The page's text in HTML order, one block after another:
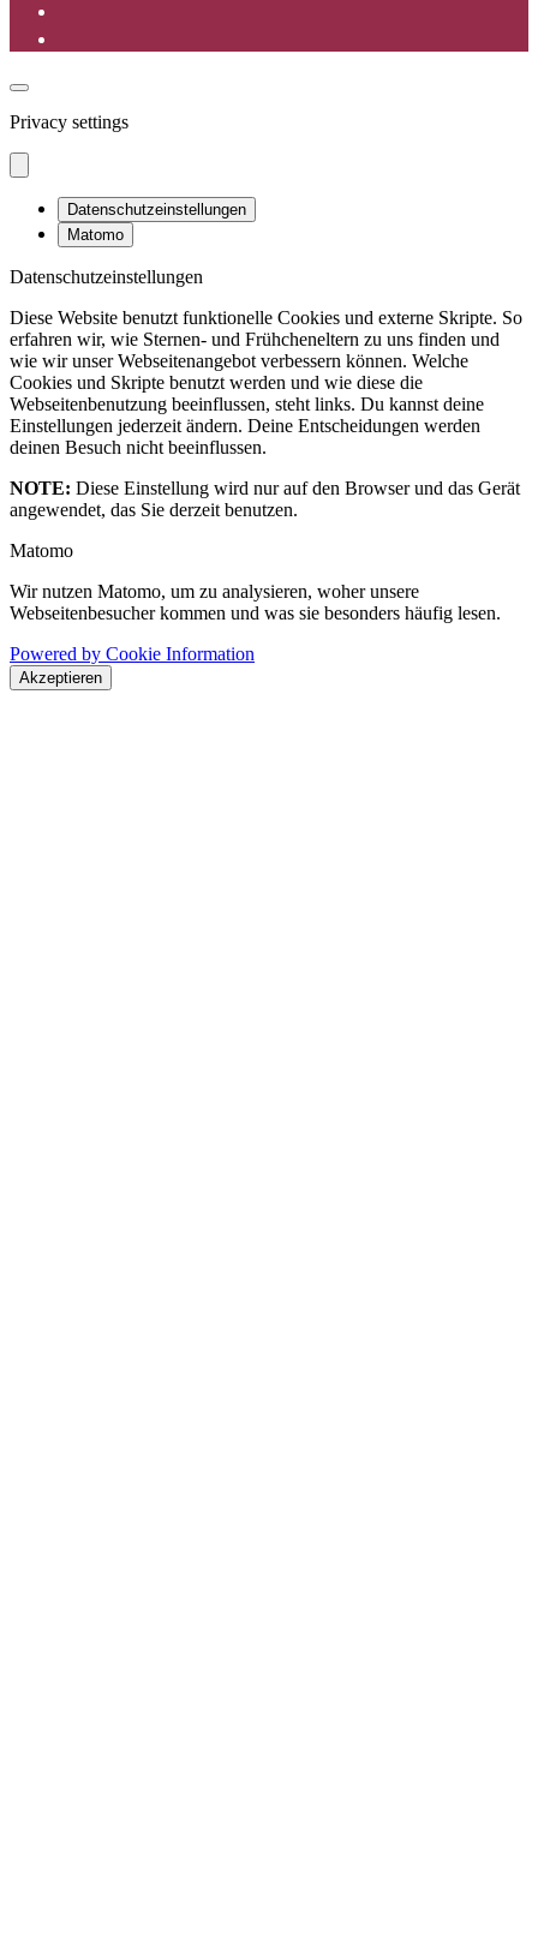
Privacy settings
Datenschutzeinstellungen
Matomo
Datenschutzeinstellungen
Diese Website benutzt funktionelle Cookies und externe Skripte. So
erfahren wir, wie Sternen- und Frühcheneltern zu uns finden und
wie wir unser Webseitenangebot verbessern können. Welche
Cookies und Skripte benutzt werden und wie diese die
Webseitenbenutzung beeinflussen, steht links. Du kannst deine
Einstellungen jederzeit ändern. Deine Entscheidungen werden
deinen Besuch nicht beeinflussen.
NOTE: Diese Einstellung wird nur auf den Browser und das Gerät
angewendet, das Sie derzeit benutzen.
Matomo
Wir nutzen Matomo, um zu analysieren, woher unsere
Webseitenbesucher kommen und was sie besonders häufig lesen.
Powered by Cookie Information
Akzeptieren